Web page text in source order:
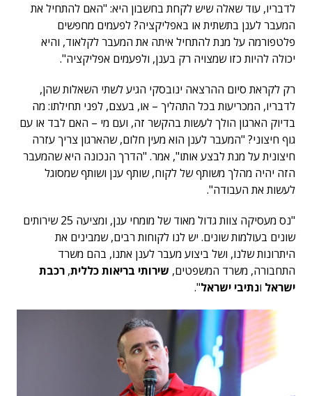
לדבריו, עוד שאלה שיש לקחת בחשבון היא: "האם להתחיל את
המעבר לענן בתשתית או באפליקציה? לפעמים מחפשים
פלטפורמה על מנת להתחיל איתה את המעבר לקלאוד, והיא
יכולה להיות כזו שמצויה רק בענן, ולפעמים אפליקציה".
רק לקראת סיום ההרצאה ינובסקי הגיע לשתי השאלות שהן,
לדבריו, המכריעות בכל התהליך – או, בעצם, לפני תחילתו: מה
בדיוק הארגון הולך לעשות בהקשר זה, ועם מי – האם לבד או עם
גוף חיצוני? "המעבר לענן הוא מעין חלום, שהארגון צריך עזרה
חיצונית על מנת לבצע אותו", אמר. "הדרך הנכונה היא שהמעבר
הזה יהיה מהלך משותף של לקוח, שותף ענן ושותף שמסוגל
לעשות את העבודה".
"נס מעסיקה צוות גדול מאוד של מומחי ענן, ומציעה 25 שירותים
שונים בעולמות שונים. יש לנו לקוחות רבים, שמבינים את
היתרונות שלנו, ושל ביצוע מעבר לענן אתנו, בהם משרד
התחבורה, משרד המשפטים, שירותי בריאות כללית, רכבת
ישראל ונתיבי ישראל".